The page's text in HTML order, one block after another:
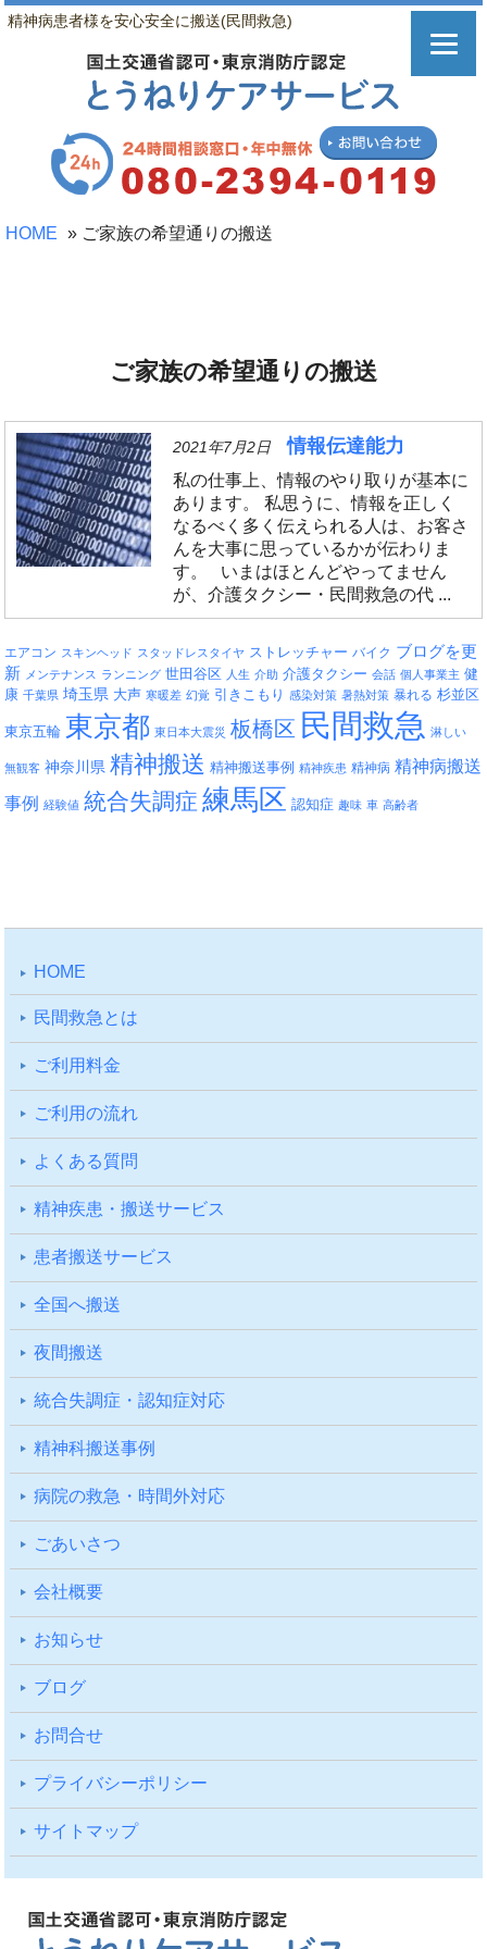
精神病患者様を安心安全に搬送(民間救急)
HOME » ご家族の希望通りの搬送
ご家族の希望通りの搬送
2021年7月2日 情報伝達能力
私の仕事上、情報のやり取りが基本に
あります。 私思うに、情報を正しく
なるべく多く伝えられる人は、お客さ
んを大事に思っているかが伝わりま
す。 いまはほとんどやってません
が、介護タクシー・民間救急の代 ...
エアコン スキンヘッド スタッドレスタイヤ ストレッチャー バイク ブログを更
新 メンテナンス ランニング 世田谷区 人生 介助 介護タクシー 会話 個人事業主 健
康 千葉県 埼玉県 大声 寒暖差 幻覚 引きこもり 感染対策 暑熱対策 暴れる 杉並区
東京五輪 東京都 東日本大震災 板橋区 民間救急 淋しい
無観客 神奈川県 精神搬送 精神搬送事例 精神疾患 精神病 精神病搬送
事例
経験値 統合失調症 練馬区 認知症 趣味 車 高齢者
HOME
⺠間救急とは
ご利⽤料⾦
ご利⽤の流れ
よくある質問
精神疾患・搬送サービス
患者搬送サービス
全国へ搬送
夜間搬送
統合失調症・認知症対応
精神科搬送事例
病院の救急・時間外対応
ごあいさつ
会社概要
お知らせ
ブログ
お問合せ
プライバシーポリシー
サイトマップ